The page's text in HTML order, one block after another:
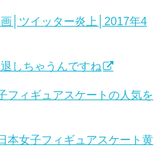
│ツイッター炎上│2017年4
しちゃうんですね
フィギュアスケートの人気を
本女子フィギュアスケート黄